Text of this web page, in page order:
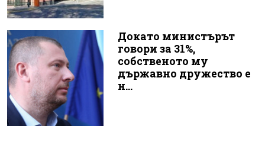
Докато министърът
говори за 31%,
собственото му
държавно дружество е
н...